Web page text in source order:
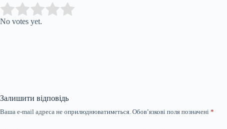
Rate this item:
No votes yet.
Залишити відповідь
Ваша e-mail адреса не оприлюднюватиметься. Обов’язкові поля позначені *